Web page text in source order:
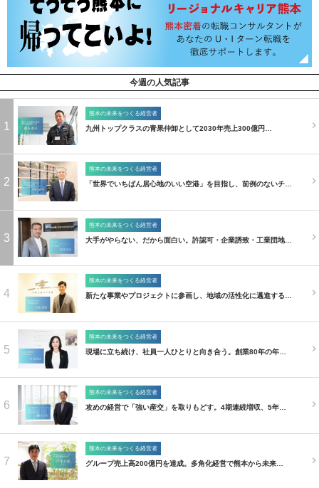
今週の人気記事
1
熊本の未来をつくる経営者
九州トップクラスの青果仲卸として2030年売上300億円…
2
熊本の未来をつくる経営者
「世界でいちばん居心地のいい空港」を目指し、前例のないチ…
3
熊本の未来をつくる経営者
大手がやらない、だから面白い。許認可・企業誘致・工業団地…
4
熊本の未来をつくる経営者
新たな事業やプロジェクトに参画し、地域の活性化に邁進する…
5
熊本の未来をつくる経営者
現場に立ち続け、社員一人ひとりと向き合う。創業80年の年…
6
熊本の未来をつくる経営者
攻めの経営で「強い産交」を取りもどす。4期連続増収、5年…
7
熊本の未来をつくる経営者
グループ売上高200億円を達成。多角化経営で熊本から未来…